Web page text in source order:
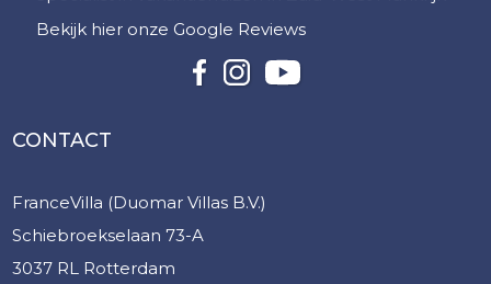
Bekijk hier onze Google Reviews
CONTACT
FranceVilla (Duomar Villas B.V.)
Schiebroekselaan 73-A
3037 RL Rotterdam